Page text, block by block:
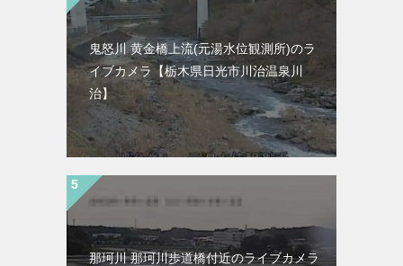
鬼怒川 黄金橋上流(元湯水位観測所)のラ
イブカメラ【栃木県日光市川治温泉川
治】
那珂川 那珂川歩道橋付近のライブカメラ